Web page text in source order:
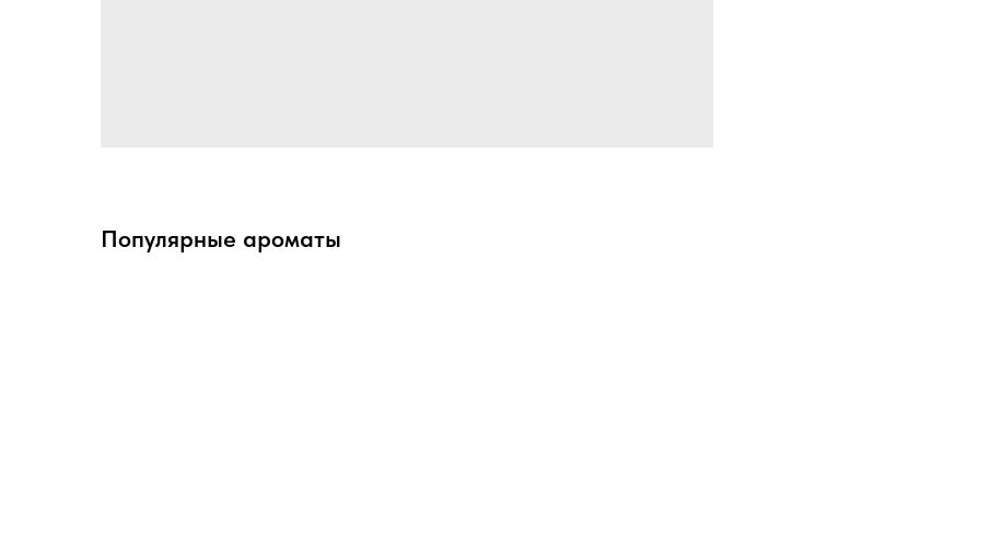
Популярные ароматы